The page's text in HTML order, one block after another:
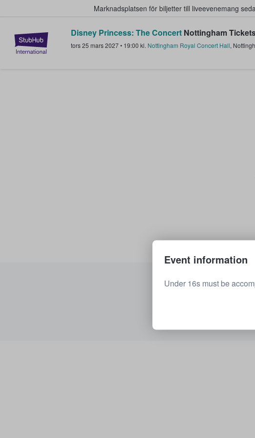
Marknadsplatsen för biljetter till liveevenemang
StubHub – där fans köper och säljer
Disney Princess: The Concert Nottingham
tors 25 mars 2027• 19:00 kl. Nottingham Royal Concert Hall,
Event information
Under 16s must be